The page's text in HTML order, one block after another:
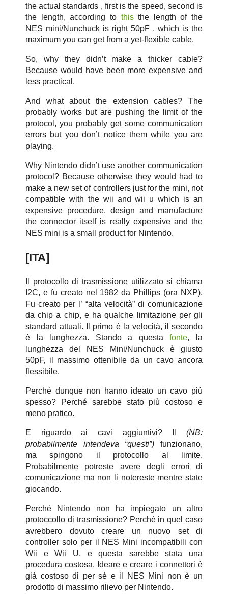
the actual standards , first is the speed, second is
the length, according to thisthe length of the
NES mini/Nunchuck is right 50pF , which is the
maximum you can get from a yet-flexible cable.
So, why they didn’t make a thicker cable?
Because would have been more expensive and
less practical.
And what about the extension cables? The
probably works but are pushing the limit of the
protocol, you probably get some communication
errors but you don’t notice them while you are
playing.
Why Nintendo didn’t use another communication
protocol? Because otherwise they would had to
make a new set of controllers just for the mini, not
compatible with the wii and wii u which is an
expensive procedure, design and manufacture
the connector itself is really expensive and the
NES mini is a small product for Nintendo.
[ITA]
Il protocollo di trasmissione utilizzato si chiama
I2C, e fu creato nel 1982 da Phillips (ora NXP).
Fu creato per l’ “alta velocità” di comunicazione
da chip a chip, e ha qualche limitazione per gli
standard attuali. Il primo è la velocità, il secondo
è la lunghezza. Stando a questafonte, la
lunghezza del NES Mini/Nunchuck è giusto
50pF, il massimo ottenibile da un cavo ancora
flessibile.
Perché dunque non hanno ideato un cavo più
spesso? Perché sarebbe stato più costoso e
meno pratico.
E riguardo ai cavi aggiuntivi? Il (NB:
probabilmente intendeva “questi”) funzionano,
ma spingono il protocollo al limite.
Probabilmente potreste avere degli errori di
comunicazione ma non li notereste mentre state
giocando.
Perché Nintendo non ha impiegato un altro
protoccollo di trasmissione? Perché in quel caso
avrebbero dovuto creare un nuovo set di
controller solo per il NES Mini incompatibili con
Wii e Wii U, e questa sarebbe stata una
procedura costosa. Ideare e creare i connettori è
già costoso di per sé e il NES Mini non è un
prodotto di massimo rilievo per Nintendo.